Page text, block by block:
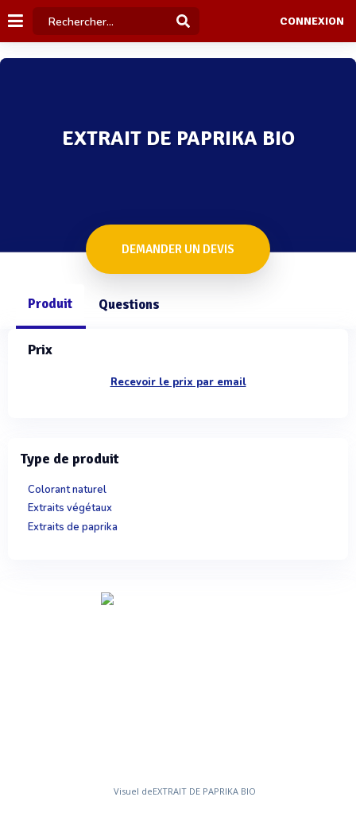
CONNEXION
EXTRAIT DE PAPRIKA BIO
DEMANDER UN DEVIS
Produit Questions
Prix
Recevoir le prix par email
Type de produit
Colorant naturel
Extraits végétaux
Extraits de paprika